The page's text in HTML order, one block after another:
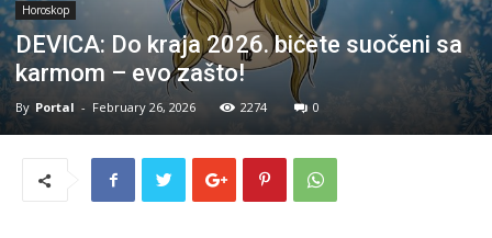
Horoskop
DEVICA: Do kraja 2026. bićete suočeni sa
karmom – evo zašto!
By Portal - February 26, 2026 2274 0